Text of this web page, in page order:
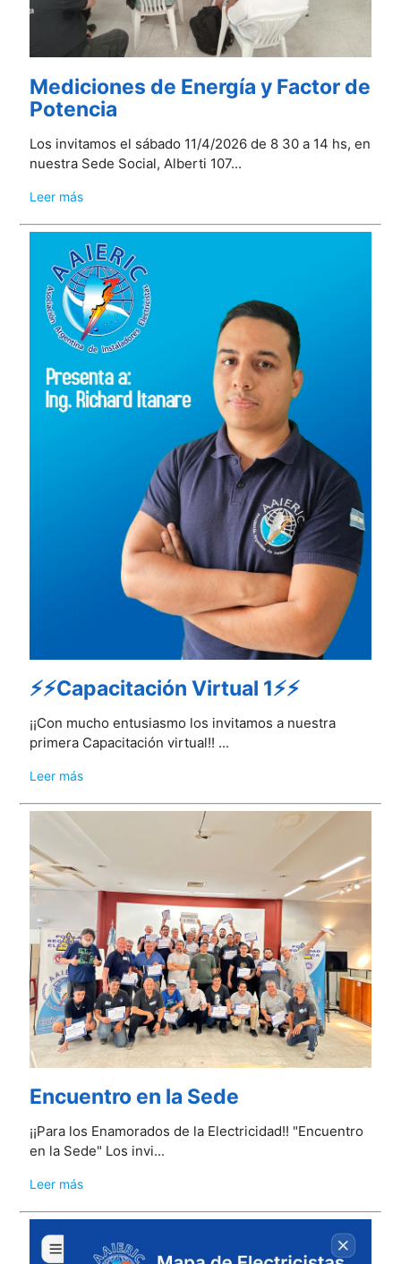
Mediciones de Energía y Factor de
Potencia
Los invitamos el sábado 11/4/2026 de 8 30 a 14 hs, en
nuestra Sede Social, Alberti 107...
Leer más
⚡⚡Capacitación Virtual 1⚡⚡
¡¡Con mucho entusiasmo los invitamos a nuestra
primera Capacitación virtual!! ...
Leer más
Encuentro en la Sede
¡¡Para los Enamorados de la Electricidad!! "Encuentro
en la Sede" Los invi...
Leer más